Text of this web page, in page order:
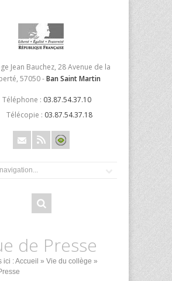
Jean Bauchez, 28 Avenue de la
57050 -Ban Saint Martin
Téléphone : 03.87.54.37.10
Télécopie : 03.87.54.37.18
de Presse
ici :Accueil » Vie du collège »